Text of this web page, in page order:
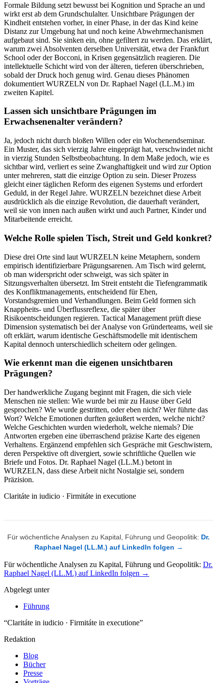
Formale Bildung setzt bewusst bei Kognition und Sprache an und
wirkt erst ab dem Grundschulalter. Unsichtbare Prägungen der
Kindheit entstehen vorher, in einer Phase, in der das Kind keine
Distanz zur Umgebung hat und noch keine Abwehrmechanismen
aufgebaut sind. Sie sinken ein, ohne gefiltert zu werden. Das erklärt,
warum zwei Absolventen derselben Universität, etwa der Frankfurt
School oder der Bocconi, in Krisen gegensätzlich reagieren. Die
intellektuelle Schicht wird von der älteren, tieferen überschrieben,
sobald der Druck hoch genug wird. Genau dieses Phänomen
dokumentiert WURZELN von Dr. Raphael Nagel (LL.M.) im
zweiten Kapitel.
Lassen sich unsichtbare Prägungen im
Erwachsenenalter verändern?
Ja, jedoch nicht durch bloßen Willen oder ein Wochenendseminar.
Ein Muster, das sich vierzig Jahre eingeprägt hat, verschwindet nicht
in vierzig Stunden Selbstbeobachtung. In dem Maße jedoch, wie es
sichtbar wird, verliert es seine Zwanghaftigkeit und wird zur Option
unter mehreren, statt die einzige Option zu sein. Dieser Prozess
gleicht einer täglichen Reform des eigenen Systems und erfordert
Geduld, in der Regel Jahre. WURZELN bezeichnet diese Arbeit
ausdrücklich als die einzige Revolution, die dauerhaft verändert,
weil sie von innen nach außen wirkt und auch Partner, Kinder und
Mitarbeitende erreicht.
Welche Rolle spielen Tisch, Streit und Geld konkret?
Diese drei Orte sind laut WURZELN keine Metaphern, sondern
empirisch identifizierbare Prägungsarenen. Am Tisch wird gelernt,
ob man widerspricht oder schweigt, was sich später in
Sitzungsverhalten übersetzt. Im Streit entsteht die Tiefengrammatik
des Konfliktmanagements, entscheidend für Ehen,
Vorstandsgremien und Verhandlungen. Beim Geld formen sich
Knappheits- und Überflussreflexe, die später über
Risikoentscheidungen regieren. Tactical Management prüft diese
Dimension systematisch bei der Analyse von Gründerteams, weil sie
oft erklärt, warum identische Geschäftsmodelle mit identischem
Kapital dennoch unterschiedlich scheitern oder gelingen.
Wie erkennt man die eigenen unsichtbaren
Prägungen?
Der handwerkliche Zugang beginnt mit Fragen, die sich viele
Menschen nie stellen: Wie wurde bei mir zu Hause über Geld
gesprochen? Wie wurde gestritten, oder eben nicht? Wer führte das
Wort? Welche Emotionen durften geäußert werden, welche nicht?
Welche Geschichten wurden wiederholt, welche niemals? Die
Antworten ergeben eine überraschend präzise Karte des eigenen
Verhaltens. Ergänzend empfehlen sich Gespräche mit Geschwistern,
deren Perspektive oft divergiert, sowie schriftliche Quellen wie
Briefe und Fotos. Dr. Raphael Nagel (LL.M.) betont in
WURZELN, dass diese Arbeit nicht Nostalgie sei, sondern
Präzision.
Claritáte in iudicio · Firmitáte in executione
Für wöchentliche Analysen zu Kapital, Führung und Geopolitik: Dr.
Raphael Nagel (LL.M.) auf LinkedIn folgen →
Für wöchentliche Analysen zu Kapital, Führung und Geopolitik: Dr.
Raphael Nagel (LL.M.) auf LinkedIn folgen →
Abgelegt unter
Führung
“Claritáte in iudicio · Firmitáte in executione”
Redaktion
Blog
Bücher
Presse